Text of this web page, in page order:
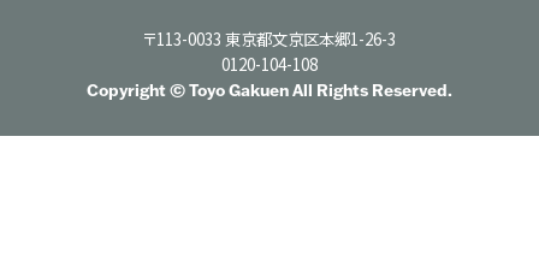
〒113-0033 東京都文京区本郷1-26-3
0120-104-108
Copyright © Toyo Gakuen All Rights Reserved.